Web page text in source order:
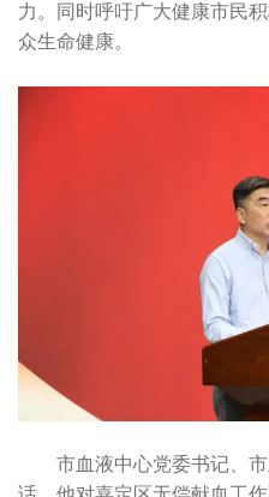
力。同时呼吁广大健康市民
众生命健康。
市血液中心党委书记、市